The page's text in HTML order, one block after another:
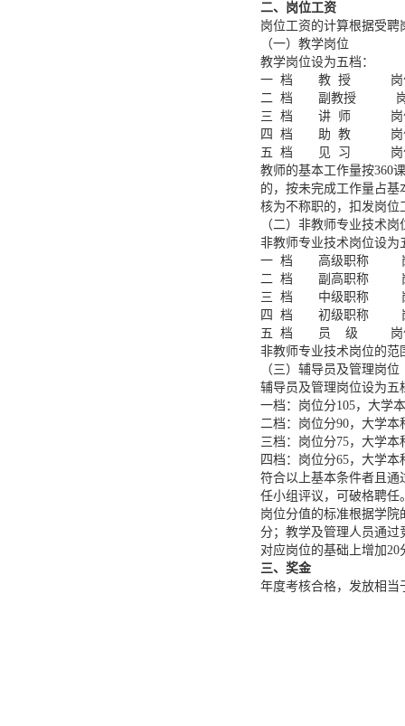
二、岗位工资
岗位工资的计算根据受
（一）教学岗位
教学岗位设为五档：
一 档 教 授 岗位
二 档 副教授 岗
三 档 讲 师 岗位
四 档 助 教 岗位
五 档 见 习 岗位
教师的基本工作量按360
的，按未完成工作量占
核为不称职的，扣发岗位
（二）非教师专业技术岗
非教师专业技术岗位设为
一 档 高级职称 岗
二 档 副高职称 岗
三 档 中级职称 岗
四 档 初级职称 岗
五 档 员 级 岗位
非教师专业技术岗位的范
（三）辅导员及管理岗位
辅导员及管理岗位设为五
一档：岗位分105，大学
二档：岗位分90，大学
三档：岗位分75，大学
四档：岗位分65，大学
符合以上基本条件者且通
任小组评议，可破格聘任
岗位分值的标准根据学
分；教学及管理人员通过
对应岗位的基础上增加20
三、奖金
年度考核合格，发放相当